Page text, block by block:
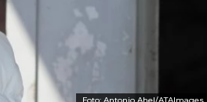
Foto: Antonio Ahel/ATAImages